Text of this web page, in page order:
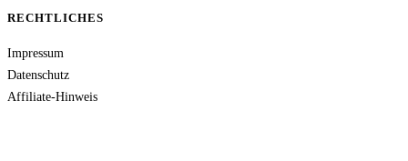
RECHTLICHES
Impressum
Datenschutz
Affiliate-Hinweis